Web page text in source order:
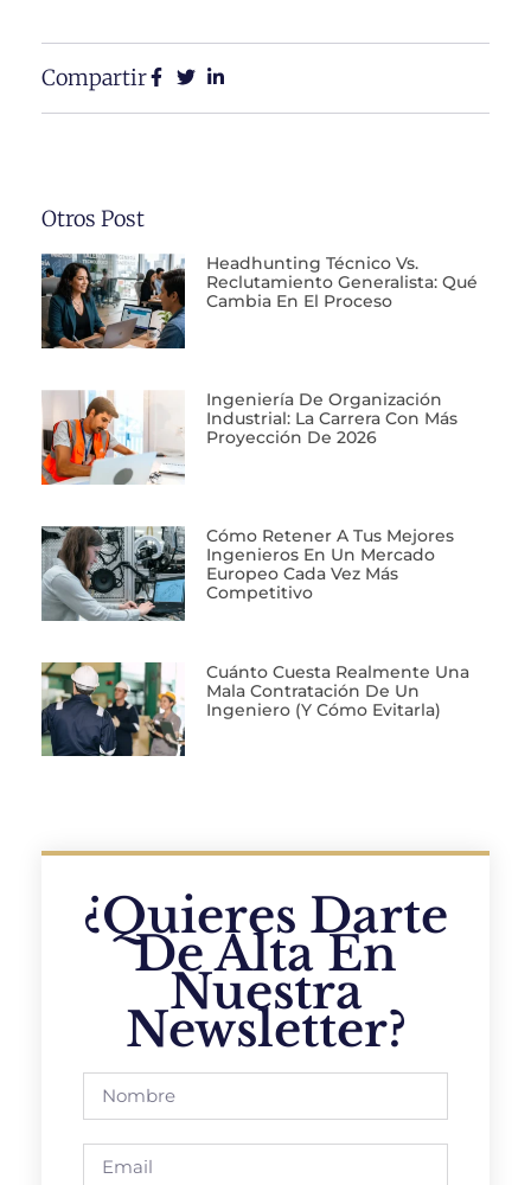
Compartir
Otros Post
Headhunting Técnico Vs.
Reclutamiento Generalista: Qué
Cambia En El Proceso
Ingeniería De Organización
Industrial: La Carrera Con Más
Proyección De 2026
Cómo Retener A Tus Mejores
Ingenieros En Un Mercado
Europeo Cada Vez Más
Competitivo
Cuánto Cuesta Realmente Una
Mala Contratación De Un
Ingeniero (y Cómo Evitarla)
¿Quieres Darte
De Alta En
Nuestra
Newsletter?